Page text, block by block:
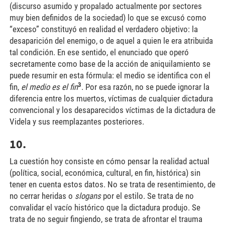
(discurso asumido y propalado actualmente por sectores
muy bien definidos de la sociedad) lo que se excusó como
“exceso” constituyó en realidad el verdadero objetivo: la
desaparición del enemigo, o de aquel a quien le era atribuida
tal condición. En ese sentido, el enunciado que operó
secretamente como base de la acción de aniquilamiento se
puede resumir en esta fórmula: el medio se identifica con el
fin,el medio es el fin3. Por esa razón, no se puede ignorar la
diferencia entre los muertos, víctimas de cualquier dictadura
convencional y los desaparecidos víctimas de la dictadura de
Videla y sus reemplazantes posteriores.
10.
La cuestión hoy consiste en cómo pensar la realidad actual
(política, social, económica, cultural, en fin, histórica) sin
tener en cuenta estos datos. No se trata de resentimiento, de
no cerrar heridas o sloganspor el estilo. Se trata de no
convalidar el vacío histórico que la dictadura produjo. Se
trata de no seguir fingiendo, se trata de afrontar el trauma